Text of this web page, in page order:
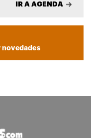
IR A AGENDA
novedades